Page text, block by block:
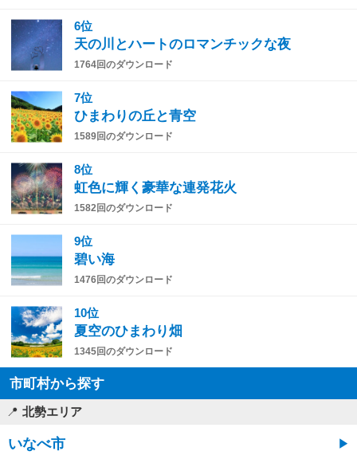
6位
天の川とハートのロマンチックな夜
1764回のダウンロード
7位
ひまわりの丘と青空
1589回のダウンロード
8位
虹色に輝く豪華な連発花火
1582回のダウンロード
9位
碧い海
1476回のダウンロード
10位
夏空のひまわり畑
1345回のダウンロード
市町村から探す
北勢エリア
いなべ市